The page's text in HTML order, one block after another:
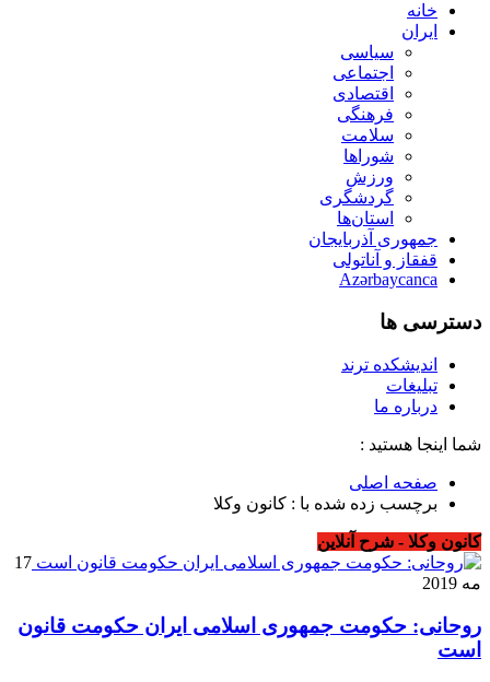
خانه
ایران
سیاسی
اجتماعی
اقتصادی
فرهنگی
سلامت
شوراها
ورزش
گردشگری
استان‌ها
جمهوری آذربایجان
قفقاز و آناتولی
Azərbaycanca
دسترسی ها
اندیشکده ترند
تبلیغات
درباره ما
شما اینجا هستید :
صفحه اصلی
برچسب زده شده با : کانون وکلا
کانون وکلا - شرح آنلاین
17
مه 2019
روحانی: حکومت جمهوری اسلامی ایران حکومت قانون
است